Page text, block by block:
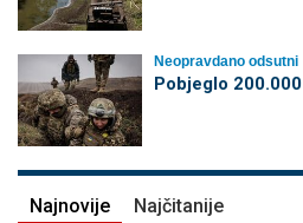
Neopravdano odsutni
Pobjeglo
Najnovije Najčitanije